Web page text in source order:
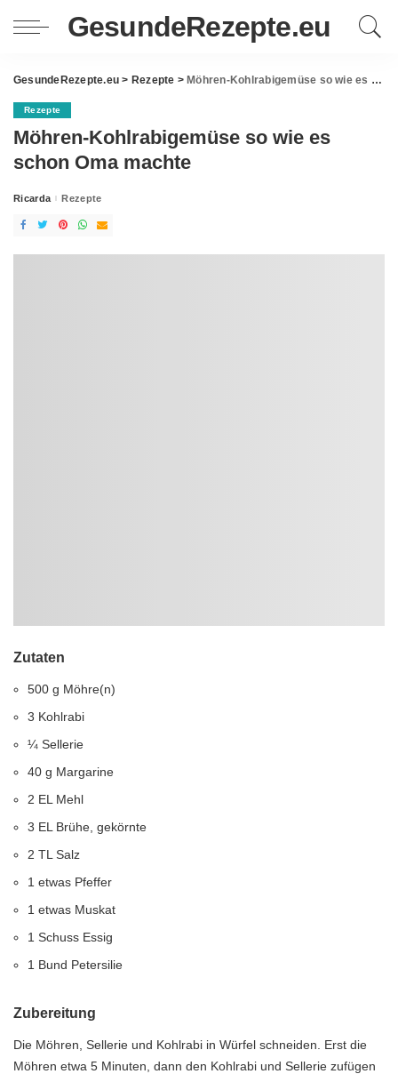
GesundeRezepte.eu
GesundeRezepte.eu > Rezepte > Möhren-Kohlrabigemüse so wie es schon Oma machte
Rezepte
Möhren-Kohlrabigemüse so wie es
schon Oma machte
Posted
Ricarda Rezepte
Zutaten
500 g Möhre(n)
3 Kohlrabi
¼ Sellerie
40 g Margarine
2 EL Mehl
3 EL Brühe, gekörnte
2 TL Salz
1 etwas Pfeffer
1 etwas Muskat
1 Schuss Essig
1 Bund Petersilie
Zubereitung
Die Möhren, Sellerie und Kohlrabi in Würfel schneiden. Erst die
Möhren etwa 5 Minuten, dann den Kohlrabi und Sellerie zufügen